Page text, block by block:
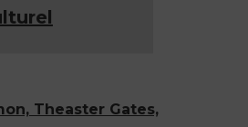
Theaster Gates,